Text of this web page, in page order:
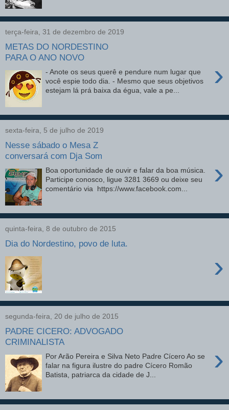
terça-feira, 31 de dezembro de 2019
METAS DO NORDESTINO
PARA O ANO NOVO
›
- Anote os seus querê e pendure num lugar que
você espie todo dia. - Mesmo que seus objetivos
estejam lá prá baixa da égua, vale a pe...
sexta-feira, 5 de julho de 2019
Nesse sábado o Mesa Z
conversará com Dja Som
›
Boa oportunidade de ouvir e falar da boa música.
Participe conosco, ligue 3281 3669 ou deixe seu
comentário via https://www.facebook.com...
quinta-feira, 8 de outubro de 2015
Dia do Nordestino, povo de luta.
›
segunda-feira, 20 de julho de 2015
PADRE CICERO: ADVOGADO
CRIMINALISTA
›
Por Arão Pereira e Silva Neto Padre Cícero Ao se
falar na figura ilustre do padre Cícero Romão
Batista, patriarca da cidade de J...